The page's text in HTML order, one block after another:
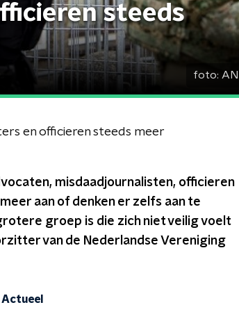
steeds
foto:
en officieren steeds meer
misdaadjournalisten, officieren
aan of denken er zelfs aan te
groep is die zich niet veilig voelt
van de Nederlandse Vereniging